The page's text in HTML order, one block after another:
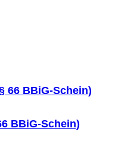
66 BBiG-Schein)
BBiG-Schein)